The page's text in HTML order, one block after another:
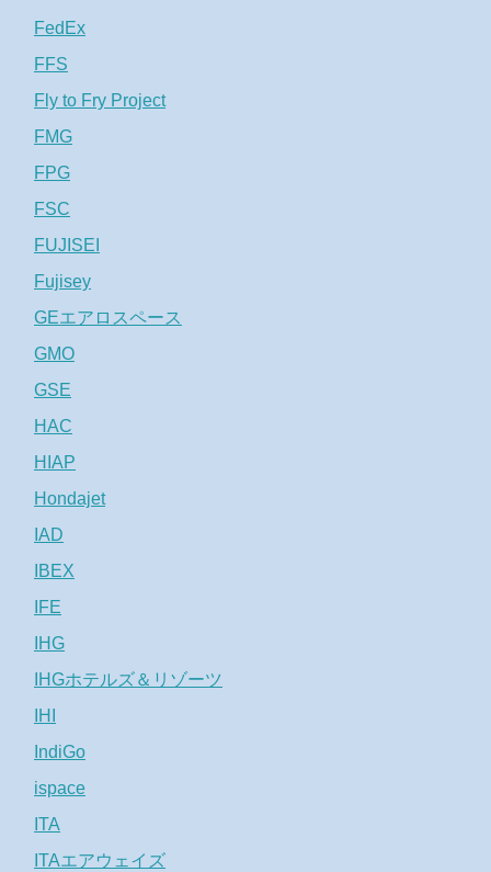
FedEx
FFS
Fly to Fry Project
FMG
FPG
FSC
FUJISEI
Fujisey
GEエアロスペース
GMO
GSE
HAC
HIAP
Hondajet
IAD
IBEX
IFE
IHG
IHGホテルズ＆リゾーツ
IHI
IndiGo
ispace
ITA
ITAエアウェイズ